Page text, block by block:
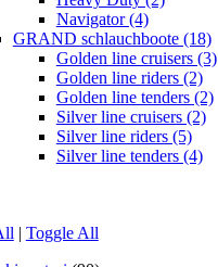
Navigator (4)
GRAND schlauchboote (18)
Golden line cruisers (3)
Golden line riders (2)
Golden line tenders (2)
Silver line cruisers (2)
Silver line riders (5)
Silver line tenders (4)
| Toggle All